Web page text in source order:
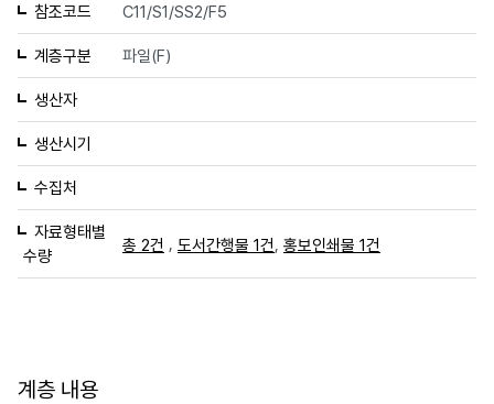
참조코드 C11/S1/SS2/F5
계층구분 파일(F)
생산자
생산시기
수집처
자료형태별
수량
총 2건 , 도서간행물 1건 홍보인쇄물 1건
계층 내용